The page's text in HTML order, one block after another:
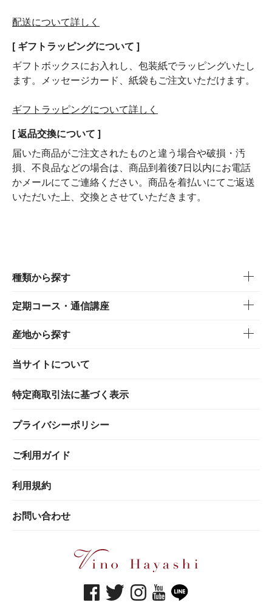
配送について詳しく
[ ギフトラッピングについて ]
ギフトボックスにお入れし、包装紙でラッピングいたし
ます。メッセージカード、紙袋もご注文いただけます。
ギフトラッピングについて詳しく
[ 返品交換について ]
届いた商品がご注文されたものと違う場合や破損・汚
損、不良品などの場合は、商品到着後7日以内にお電話
かメールにてご連絡ください。商品を着払いにてご返送
いただいた上、交換とさせていただきます。
種類から探す
定期コース・通信講座
産地から探す
当サイトについて
特定商取引法に基づく表示
プライバシーポリシー
ご利用ガイド
利用規約
お問い合わせ